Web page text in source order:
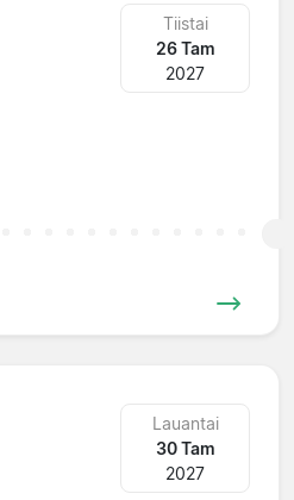
Tiistai
26 Tam
2027
Lauantai
30 Tam
2027